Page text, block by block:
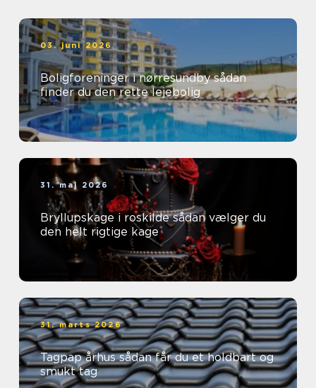
03. juni 2026
Boligforeninger i nørresundby sådan
finder du den rette lejebolig
31. maj 2026
Bryllupskage i roskilde sådan vælger du
den helt rigtige kage
31. marts 2026
Tagpap århus sådan får du et holdbart og
smukt tag